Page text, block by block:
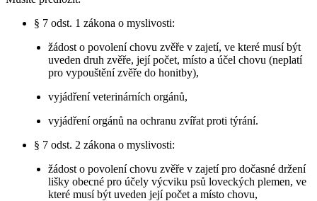
§ 7 odst. 1 zákona o myslivosti:
žádost o povolení chovu zvěře v zajetí, ve které musí být
uveden druh zvěře, její počet, místo a účel chovu (neplatí
pro vypouštění zvěře do honitby),
vyjádření veterinárních orgánů,
vyjádření orgánů na ochranu zvířat proti týrání.
§ 7 odst. 2 zákona o myslivosti:
žádost o povolení chovu zvěře v zajetí pro dočasné držení
lišky obecné pro účely výcviku psů loveckých plemen, ve
které musí být uveden její počet a místo chovu,